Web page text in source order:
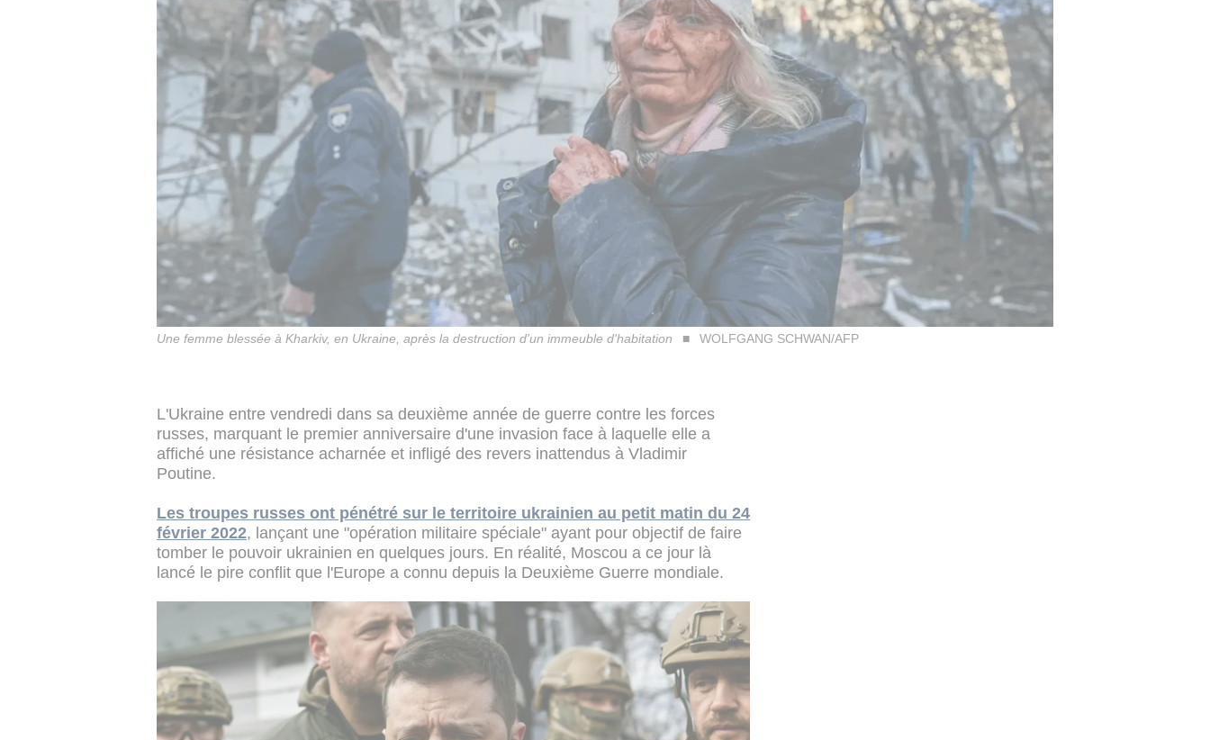
Une femme blessée à Kharkiv, en Ukraine, après la destruction d'un immeuble d'habitation WOLFGANG SCHWAN/AFP
L'Ukraine entre vendredi dans sa deuxième année de guerre contre les forces
russes, marquant le premier anniversaire d'une invasion face à laquelle elle a
affiché une résistance acharnée et infligé des revers inattendus à Vladimir
Poutine.
Les troupes russes ont pénétré sur le territoire ukrainien au petit matin du 24
février 2022, lançant une "opération militaire spéciale" ayant pour objectif de faire
tomber le pouvoir ukrainien en quelques jours. En réalité, Moscou a ce jour là
lancé le pire conflit que l'Europe a connu depuis la Deuxième Guerre mondiale.